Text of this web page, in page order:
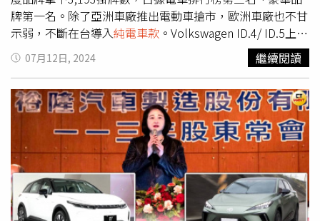
碑。同時搭載全新高效能鋰電池容量達91kWh（增程版），
最高續航里程可達548km，可支援最高130kW的充電功
率，從20%充電至80%僅需30分鐘，8分鐘就能補充100km
續航里程。Nissan新世代電動休旅Ariya在台北車展首度亮
相，今年配額200台。（圖／記者方萬民攝）Hyundai Kona
Electric上市時程：Q3預估售價：130～160萬元三陽工業
（2206）旗下南陽實業所代理的Hyundai也有新動作，預計
將在第3季引進新世代Kona Electric。新一代Kona Electric
依舊採用油、電共生平台開發，除了電動車版本外，仍同步
提供燃油動力車型選擇。Kona Electric提供48.4kWh與
65.4kWh兩種動力電池模組，分別搭配156hp與215hp電動
馬達，其中長里程版本將可繳出490公里續航里程，且10%
牌第一名。除了亞洲車廠推出電動車搶市，歐洲車廠也不甘
示弱，不斷在台導入純電車款 。Volkswagen ID.4/ ID.5上市
時程：Q3預估售價：ID.4／140～170萬元ID.5／ 210～230
萬元台灣福斯確定導入純電休旅ID.4和純電跑旅ID.5，以及
2車款的性能車型GTX。福斯內部人士也向本刊記者透露，
ID.4、ID.5將在第3季正式發表，並且在今年底前交車。純
電休旅ID.4及純電跑旅ID.5採用MEB平台，搭載量身訂製的
APP550全新電能驅動系統。ID.4 Pro使用後驅馬達，輸出
功率達286ps；ID.5 GTX採用四輪驅動及雙馬達配置，總輸
出功率達250kW，可爆發最大340ps的馬力。根據國外
WLTC測試，ID.4 Pro和ID.5 GTX最高續航里程分別達到
550、533公里，而ID.5 GTX同時具備最大175kW快速充電
07月12日, 2024 繼續閱讀